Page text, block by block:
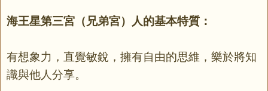
海王星第三宮（兄弟宮）人的基本特質：
有想象力，直覺敏銳，擁有自由的思維，樂於將知
識與他人分享。